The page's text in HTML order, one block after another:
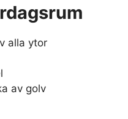
alla ytor
av golv